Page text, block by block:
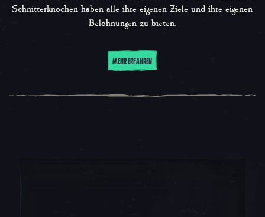
Schnitterknochen haben alle ihre eigenen Ziele und ihre eigenen
Belohnungen zu bieten.
MEHR ERFAHREN